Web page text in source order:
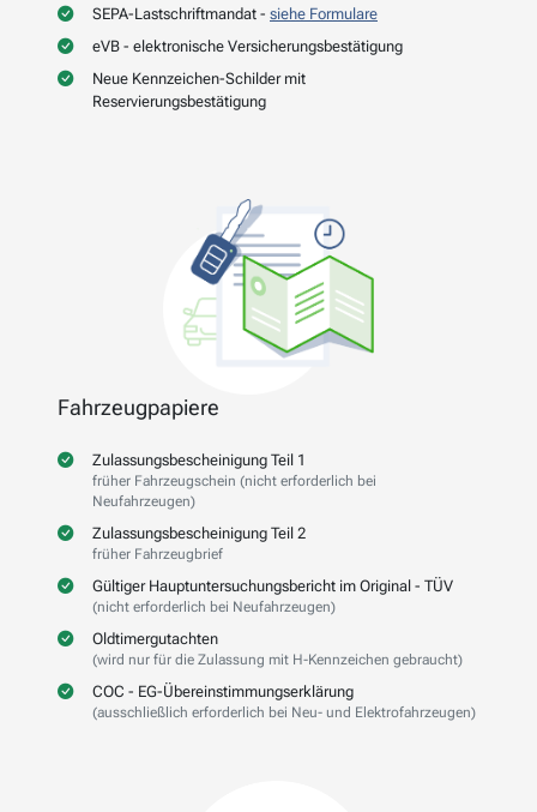
SEPA-Lastschriftmandat - siehe Formulare
eVB - elektronische Versicherungsbestätigung
Neue Kennzeichen-Schilder mit
Reservierungsbestätigung
Fahrzeugpapiere
Zulassungsbescheinigung Teil 1
früher Fahrzeugschein (nicht erforderlich bei
Neufahrzeugen)
Zulassungsbescheinigung Teil 2
früher Fahrzeugbrief
Gültiger Hauptuntersuchungsbericht im Original - TÜV
(nicht erforderlich bei Neufahrzeugen)
Oldtimergutachten
(wird nur für die Zulassung mit H-Kennzeichen gebraucht)
COC - EG-Übereinstimmungserklärung
(ausschließlich erforderlich bei Neu- und Elektrofahrzeugen)